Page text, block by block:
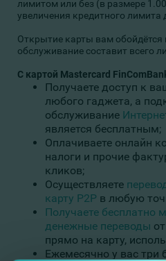
лимитом или без (в размере
увеличения кредитного лимита
Открытие карты вам обойдётся
обслуживание составит всего
С картой Mastercard
Получаете доступ к
любого гаджета, а
обслуживание
является бесплатным;
Оплачиваете онлайн
налоги и прочие
кликов;
Осуществляете
карту Р2Р в любую
Получаете бесплатно
денежные переводы
прямо на карту,
Ежемесячно у вас три